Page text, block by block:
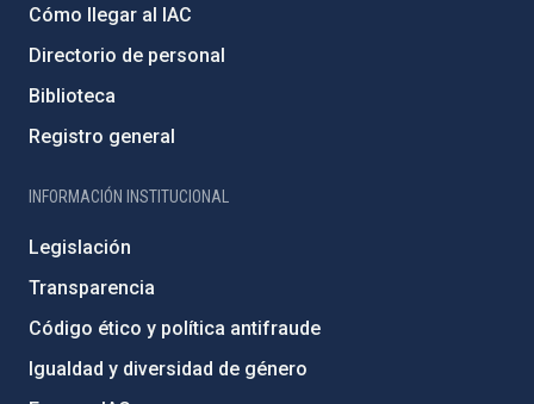
Cómo llegar al IAC
Directorio de personal
Biblioteca
Registro general
INFORMACIÓN INSTITUCIONAL
Legislación
Transparencia
Código ético y política antifraude
Igualdad y diversidad de género